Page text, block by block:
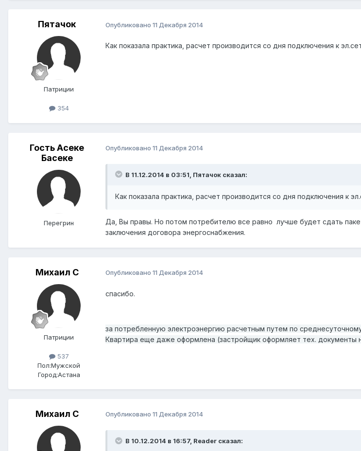
Пятачок
Патриции
354
Опубликовано 11 Декабря 2014
Как показала практика, расчет производится со дня подключения к
Гость Асеке
Басеке
Перегрин
Опубликовано 11 Декабря 2014
В 11.12.2014 в 03:51, Пятачок сказал:
Как показала практика, расчет производится со дня подключения к
Да, Вы правы. Но потом потребителю все равно лучше будет сдать
заключения договора энергоснабжения.
Михаил C
Патриции
537
Пол:Мужской
Город:Астана
Опубликовано 11 Декабря 2014
спасибо.
за потребленную электроэнергию расчетным путем по
Квартира еще даже оформлена (застройщик оформляет тех. документы
Михаил C Опубликовано 11 Декабря 2014
В 10.12.2014 в 16:57, Reader сказал: